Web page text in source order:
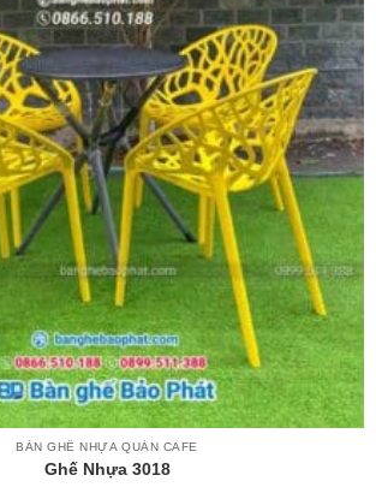
BÀN GHẾ NHỰA QUÁN CAFE
Ghế Nhựa 3018